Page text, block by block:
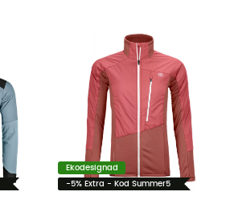
Ekodesignad
-5% Extra - Kod Summer5